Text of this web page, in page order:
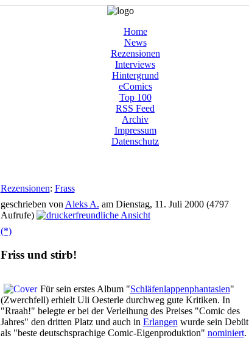
Home
News
Rezensionen
Interviews
Hintergrund
eComics
Top 100
RSS Feed
Archiv
Impressum
Datenschutz
Rezensionen: Frass
geschrieben von Aleks A. am Dienstag, 11. Juli 2000 (4797
Aufrufe)
(*)
Friss und stirb!
Für sein erstes Album "Schläfenlappenphantasien"
(Zwerchfell) erhielt Uli Oesterle durchweg gute Kritiken. In
"Rraah!" belegte er bei der Verleihung des Preises "Comic des
Jahres" den dritten Platz und auch in Erlangenwurde sein Debüt
als "beste deutschsprachige Comic-Eigenproduktion" nominiert.